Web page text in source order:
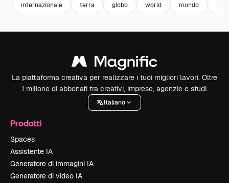
internazionale terra globo world mondo
La piattaforma creativa per realizzare i tuoi migliori lavori. Oltre
1 milione di abbonati tra creativi, imprese, agenzie e studi.
Italiano
Prodotti
Spaces
Assistente IA
Generatore di immagini IA
Generatore di video IA